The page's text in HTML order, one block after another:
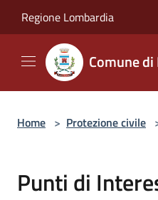
Regione Lombardia
Comune
Home > Protezione civile
Punti di